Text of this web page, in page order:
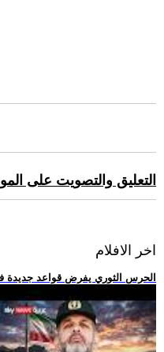
التعليق والتصويت على
اخر الافلام
.. الحرس الثوري يفرض قواعد جديدة